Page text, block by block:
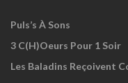
Puls’s À Sons
3 C(h)oeurs Pour 1 Soir
Les Baladins Reçoivent